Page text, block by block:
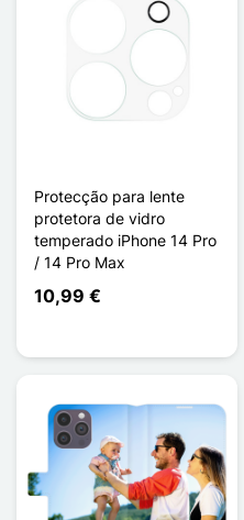
Protecção para lente
protetora de vidro
temperado iPhone 14 Pro
/ 14 Pro Max
10,99 €